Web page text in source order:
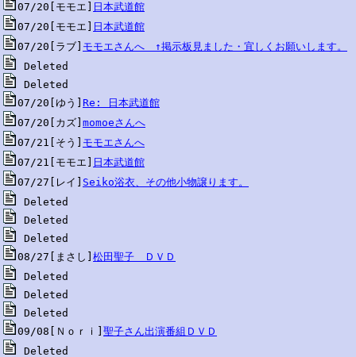
07/20[モモエ]
日本武道館
07/20[モモエ]
日本武道館
07/20[ラブ] モモエさんへ　↑掲示板見ました・宜しくお願いします。
07/20[ゆう] Re: 日本武道館
07/20[カズ] momoeさんへ
07/21[そう] モモエさんへ
07/21[モモエ]
日本武道館
07/27[レイ] Seiko浴衣、その他小物譲ります。
08/27[まさし] 松田聖子　ＤＶＤ
09/08[Ｎｏｒｉ] 聖子さん出演番組ＤＶＤ